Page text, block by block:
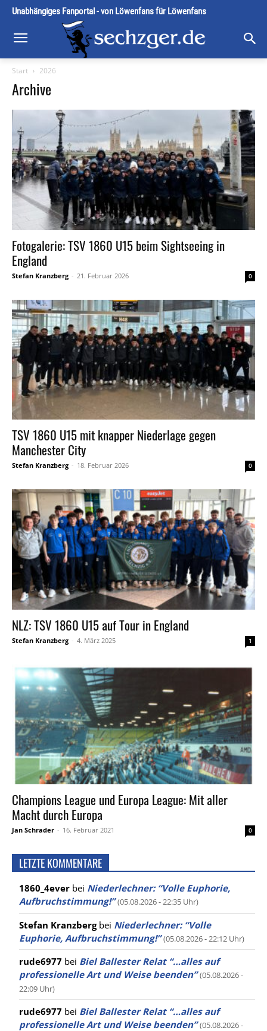
Unabhängiges Fanportal - von Löwenfans für Löwenfans
Start 2026
Archive
Fotogalerie: TSV 1860 U15 beim Sightseeing in
England
Stefan Kranzberg - 21. Februar 2026 0
TSV 1860 U15 mit knapper Niederlage gegen
Manchester City
Stefan Kranzberg - 18. Februar 2026 0
NLZ: TSV 1860 U15 auf Tour in England
Stefan Kranzberg - 4. März 2025 1
Champions League und Europa League: Mit aller
Macht durch Europa
Jan Schrader - 16. Februar 2021 0
LETZTE KOMMENTARE
1860_4ever bei Niederlechner: “Volle Euphorie,
Aufbruchstimmung!” (05.08.2026 - 22:35 Uhr)
Stefan Kranzbergbei Niederlechner: “Volle
Euphorie, Aufbruchstimmung!” (05.08.2026 - 22:12 Uhr)
rude6977 bei Biel Ballester Relat “…alles auf
professionelle Art und Weise beenden” (05.08.2026 -
22:09 Uhr)
rude6977 bei Biel Ballester Relat “…alles auf
professionelle Art und Weise beenden” (05.08.2026 -